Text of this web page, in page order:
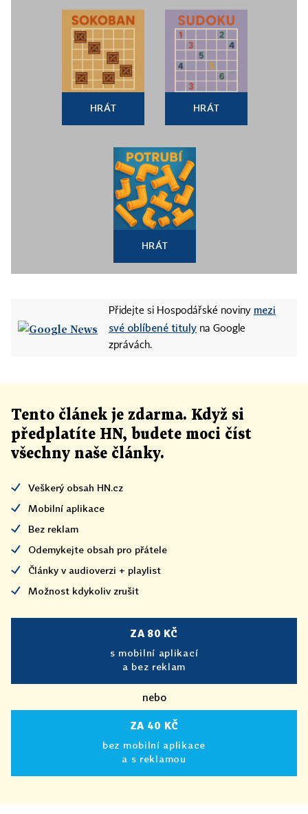
HRÁT HRÁT
HRÁT
Přidejte si Hospodářské noviny mezi
své oblíbené tituly na Google
zprávách.
Tento článek je zdarma. Když si
předplatíte HN, budete moci číst
všechny naše články.
Veškerý obsah HN.cz
Mobilní aplikace
Bez reklam
Odemykejte obsah pro přátele
Články v audioverzi + playlist
Možnost kdykoliv zrušit
ZA 80 KČ
s mobilní aplikací
a bez reklam
nebo
ZA 40 KČ
bez mobilní aplikace
a s reklamou